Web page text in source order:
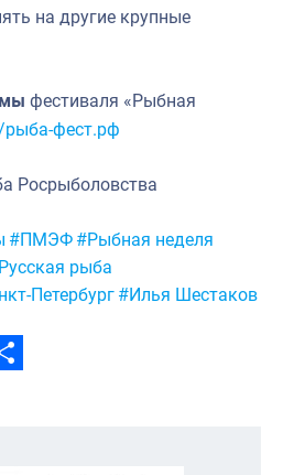
на другие крупные
фестиваля «Рыбная
рыба-фест.рф
Росрыболовства
#ПМЭФ #Рыбная неделя
рыба
Петербург #Илья Шестаков